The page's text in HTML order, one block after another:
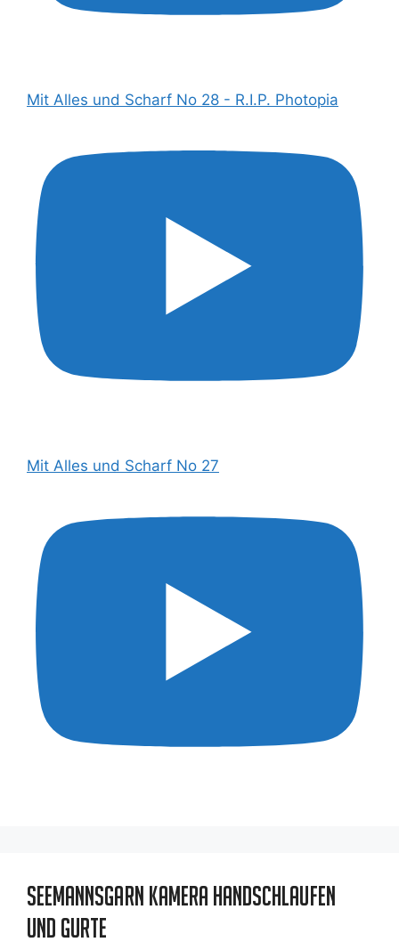
Mit Alles und Scharf No 28 - R.I.P. Photopia
Mit Alles und Scharf No 27
Seemannsgarn Kamera Handschlaufen
und Gurte